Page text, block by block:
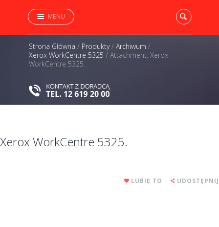
MENU
Strona Główna / Produkty/ Archiwum /
Xerox WorkCentre 5325 / Attachment: Xerox
WorkCentre 5325.
Xerox WorkCentre 5325.
LUBIĘ TO UDOSTĘPNIJ